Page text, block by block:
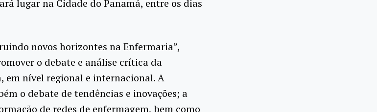
lugar na Cidade do Panamá, entre os dias
novos horizontes na Enfermaria”,
o debate e análise crítica da
em nível regional e internacional. A
o debate de tendências e inovações; a
de redes de enfermagem, bem como